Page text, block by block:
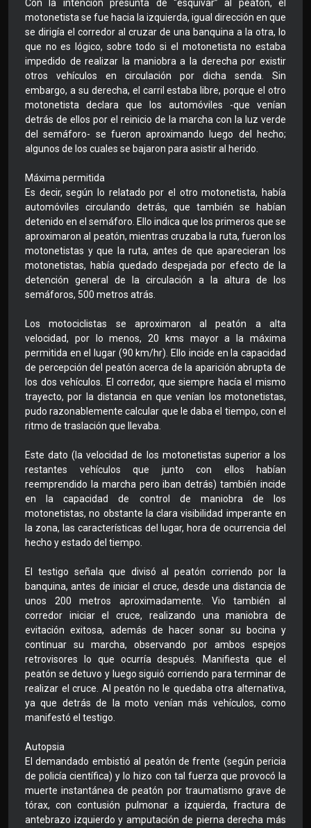
Con la intención presunta de “esquivar” al peatón, el
motonetista se fue hacia la izquierda, igual dirección en que
se dirigía el corredor al cruzar de una banquina a la otra, lo
que no es lógico, sobre todo si el motonetista no estaba
impedido de realizar la maniobra a la derecha por existir
otros vehículos en circulación por dicha senda. Sin
embargo, a su derecha, el carril estaba libre, porque el otro
motonetista declara que los automóviles -que venían
detrás de ellos por el reinicio de la marcha con la luz verde
del semáforo- se fueron aproximando luego del hecho;
algunos de los cuales se bajaron para asistir al herido.
Máxima permitida
Es decir, según lo relatado por el otro motonetista, había
automóviles circulando detrás, que también se habían
detenido en el semáforo. Ello indica que los primeros que se
aproximaron al peatón, mientras cruzaba la ruta, fueron los
motonetistas y que la ruta, antes de que aparecieran los
motonetistas, había quedado despejada por efecto de la
detención general de la circulación a la altura de los
semáforos, 500 metros atrás.
Los motociclistas se aproximaron al peatón a alta
velocidad, por lo menos, 20 kms mayor a la máxima
permitida en el lugar (90 km/hr). Ello incide en la capacidad
de percepción del peatón acerca de la aparición abrupta de
los dos vehículos. El corredor, que siempre hacía el mismo
trayecto, por la distancia en que venían los motonetistas,
pudo razonablemente calcular que le daba el tiempo, con el
ritmo de traslación que llevaba.
Este dato (la velocidad de los motonetistas superior a los
restantes vehículos que junto con ellos habían
reemprendido la marcha pero iban detrás) también incide
en la capacidad de control de maniobra de los
motonetistas, no obstante la clara visibilidad imperante en
la zona, las características del lugar, hora de ocurrencia del
hecho y estado del tiempo.
El testigo señala que divisó al peatón corriendo por la
banquina, antes de iniciar el cruce, desde una distancia de
unos 200 metros aproximadamente. Vio también al
corredor iniciar el cruce, realizando una maniobra de
evitación exitosa, además de hacer sonar su bocina y
continuar su marcha, observando por ambos espejos
retrovisores lo que ocurría después. Manifiesta que el
peatón se detuvo y luego siguió corriendo para terminar de
realizar el cruce. Al peatón no le quedaba otra alternativa,
ya que detrás de la moto venían más vehículos, como
manifestó el testigo.
Autopsia
El demandado embistió al peatón de frente (según pericia
de policía científica) y lo hizo con tal fuerza que provocó la
muerte instantánea de peatón por traumatismo grave de
tórax, con contusión pulmonar a izquierda, fractura de
antebrazo izquierdo y amputación de pierna derecha más